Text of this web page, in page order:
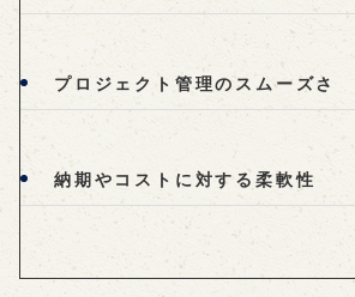
プロジェクト管理のスムーズさ
納期やコストに対する柔軟性